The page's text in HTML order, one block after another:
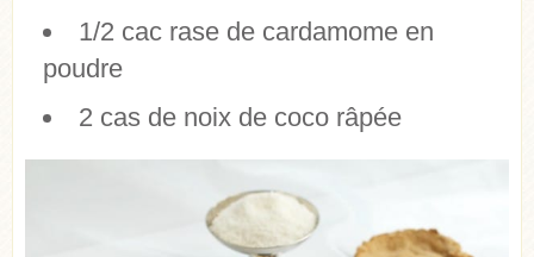
1/2 cac rase de cardamome en
poudre
2 cas de noix de coco râpée